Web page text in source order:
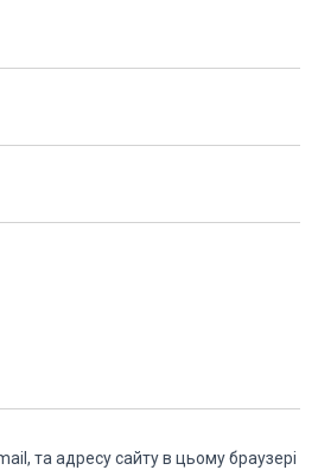
та адресу сайту в цьому браузері